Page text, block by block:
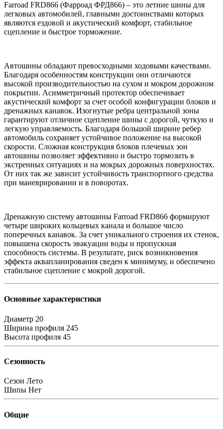
Farroad FRD866 (Фарроад ФРД866) – это летние шины для
легковых автомобилей, главными достоинствами которых
являются ездовой и акустический комфорт, стабильное
сцепление и быстрое торможение.
Автошины обладают превосходными ходовыми качествами.
Благодаря особенностям конструкции они отличаются
высокой производительностью на сухом и мокром дорожном
покрытии. Асимметричный протектор обеспечивает
акустический комфорт за счет особой конфигурации блоков и
дренажных канавок. Изогнутые ребра центральной зоны
гарантируют отличное сцепление шины с дорогой, чуткую и
легкую управляемость. Благодаря большой ширине ребер
автомобиль сохраняет устойчивое положение на высокой
скорости. Сложная конструкция блоков плечевых зон
автошины позволяет эффективно и быстро тормозить в
экстренных ситуациях и на мокрых дорожных поверхностях.
От них так же зависит устойчивость транспортного средства
при маневрировании и в поворотах.
Дренажную систему автошины Farroad FRD866 формируют
четыре широких кольцевых канала и большое число
поперечных канавок. За счет уникального строения их стенок,
повышена скорость эвакуации воды и пропускная
способность системы. В результате, риск возникновения
эффекта аквапланирования сведен к минимуму, и обеспечено
стабильное сцепление с мокрой дорогой.
Основные характеристики
Диаметр 20
Ширина профиля 245
Высота профиля 45
Сезонность
Сезон Лето
Шипы Нет
Общие